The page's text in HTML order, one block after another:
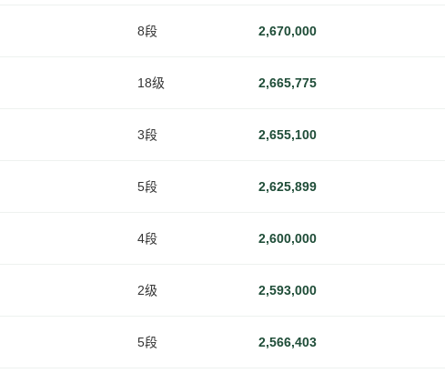
8段 2,670,000
18级 2,665,775
3段 2,655,100
5段 2,625,899
4段 2,600,000
2级 2,593,000
5段 2,566,403